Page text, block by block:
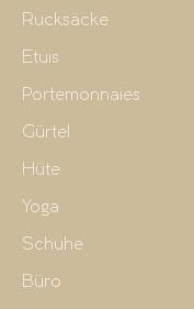
Rucksäcke
Etuis
Portemonnaies
Gürtel
Hüte
Yoga
Schuhe
Büro